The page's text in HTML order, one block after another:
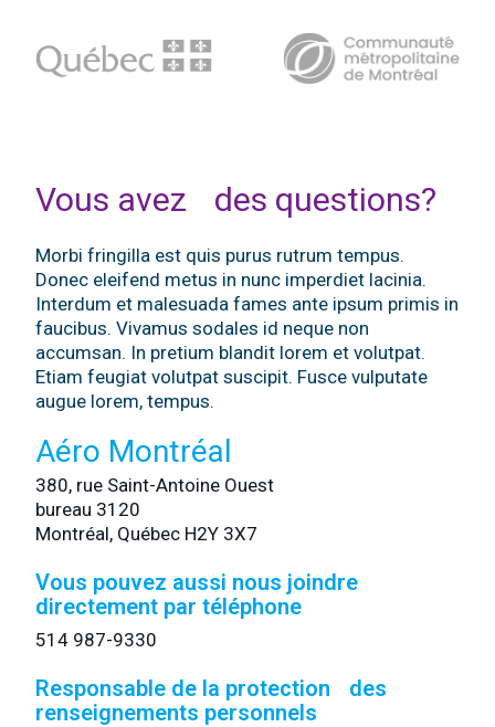
Vous avez des questions?
Morbi fringilla est quis purus rutrum tempus.
Donec eleifend metus in nunc imperdiet lacinia.
Interdum et malesuada fames ante ipsum primis in
faucibus. Vivamus sodales id neque non
accumsan. In pretium blandit lorem et volutpat.
Etiam feugiat volutpat suscipit. Fusce vulputate
augue lorem, tempus.
Aéro Montréal
380, rue Saint-Antoine Ouest
bureau 3120
Montréal, Québec H2Y 3X7
Vous pouvez aussi nous joindre
directement par téléphone
514 987-9330
Responsable de la protection des
renseignements personnels